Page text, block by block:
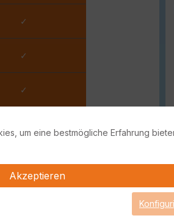
✓
✓
✓
um eine bestmögliche Erfahrung
Akzeptieren